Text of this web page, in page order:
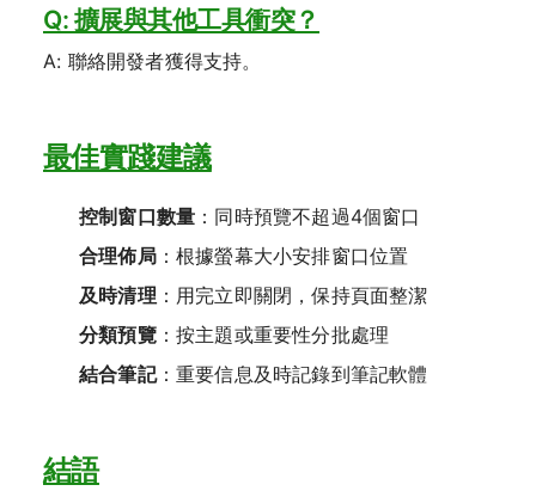
Q: 擴展與其他工具衝突？
A: 聯絡開發者獲得支持。
最佳實踐建議
控制窗口數量 ：同時預覽不超過4個窗口
合理佈局：根據螢幕大小安排窗口位置
及時清理 ：用完立即關閉，保持頁面整潔
分類預覽：按主題或重要性分批處理
結合筆記：重要信息及時記錄到筆記軟體
結語